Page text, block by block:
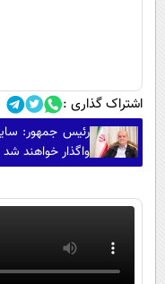
اشتراک گذاری :
رئیس جمهور:
واگذار خواهند شد